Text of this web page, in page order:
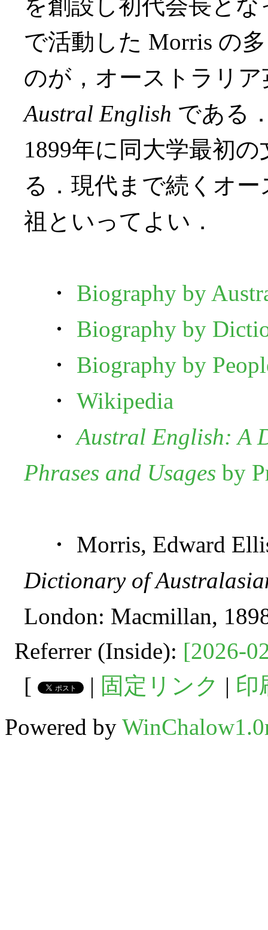
を創設し初代会長と
で活動した Morris の
のが，オーストラリ
Austral English である
1899年に同大学最初
る．現代まで続くオ
祖といってよい．
・ Biography by
・ Biography by
・ Biography by
・ Wikipedia
・Austral English: A
Phrases and Usages by
・ Morris, Edward
Dictionary of
London: Macmillan,
Referrer (Inside): [2026-
[
| 固定リンク | 印
Powered by